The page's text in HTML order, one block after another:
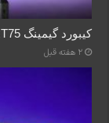
کیبورد گیمینگ Lenovo Legion R7 RT75 معرفی شد
2 هفته قبل